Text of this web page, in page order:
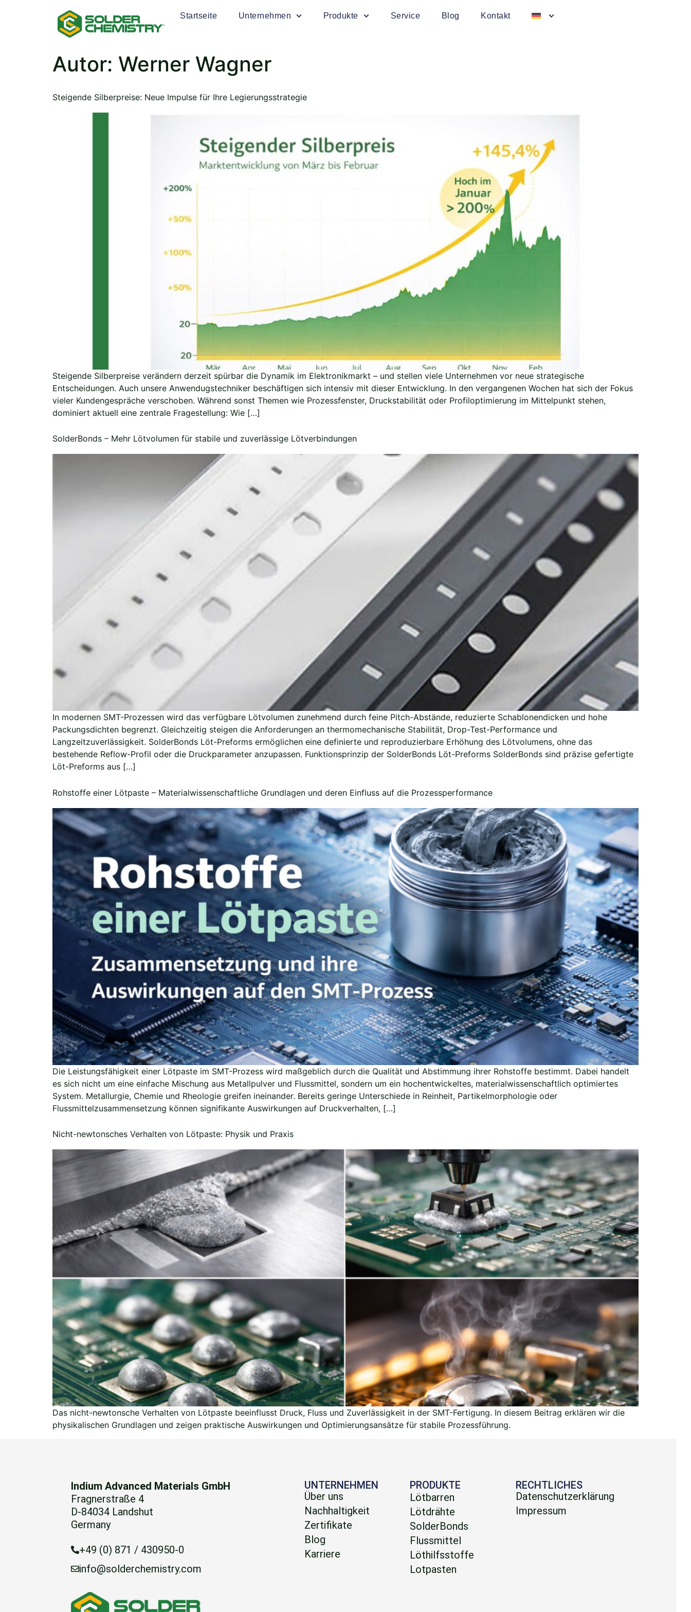
Startseite Unternehmen Produkte Service Blog Kontakt
Autor: Werner Wagner
Steigende Silberpreise: Neue Impulse für Ihre Legierungsstrategie
Steigende Silberpreise verändern derzeit spürbar die Dynamik im Elektronikmarkt – und stellen viele Unternehmen vor neue strategische
Entscheidungen. Auch unsere Anwendugstechniker beschäftigen sich intensiv mit dieser Entwicklung. In den vergangenen Wochen hat sich der Fokus
vieler Kundengespräche verschoben. Während sonst Themen wie Prozessfenster, Druckstabilität oder Profiloptimierung im Mittelpunkt stehen,
dominiert aktuell eine zentrale Fragestellung: Wie […]
SolderBonds – Mehr Lötvolumen für stabile und zuverlässige Lötverbindungen
In modernen SMT-Prozessen wird das verfügbare Lötvolumen zunehmend durch feine Pitch-Abstände, reduzierte Schablonendicken und hohe
Packungsdichten begrenzt. Gleichzeitig steigen die Anforderungen an thermomechanische Stabilität, Drop-Test-Performance und
Langzeitzuverlässigkeit. SolderBonds Löt-Preforms ermöglichen eine definierte und reproduzierbare Erhöhung des Lötvolumens, ohne das
bestehende Reflow-Profil oder die Druckparameter anzupassen. Funktionsprinzip der SolderBonds Löt-Preforms SolderBonds sind präzise gefertigte
Löt-Preforms aus […]
Rohstoffe einer Lötpaste – Materialwissenschaftliche Grundlagen und deren Einfluss auf die Prozessperformance
Die Leistungsfähigkeit einer Lötpaste im SMT-Prozess wird maßgeblich durch die Qualität und Abstimmung ihrer Rohstoffe bestimmt. Dabei handelt
es sich nicht um eine einfache Mischung aus Metallpulver und Flussmittel, sondern um ein hochentwickeltes, materialwissenschaftlich optimiertes
System. Metallurgie, Chemie und Rheologie greifen ineinander. Bereits geringe Unterschiede in Reinheit, Partikelmorphologie oder
Flussmittelzusammensetzung können signifikante Auswirkungen auf Druckverhalten, […]
Nicht-newtonsches Verhalten von Lötpaste: Physik und Praxis
Das nicht-newtonsche Verhalten von Lötpaste beeinflusst Druck, Fluss und Zuverlässigkeit in der SMT-Fertigung. In diesem Beitrag erklären wir die
physikalischen Grundlagen und zeigen praktische Auswirkungen und Optimierungsansätze für stabile Prozessführung.
Indium Advanced Materials GmbH
Fragnerstraße 4
D-84034 Landshut
Germany
+49 (0) 871 / 430950-0
info@solderchemistry.com
UNTERNEHMEN
Über uns
Nachhaltigkeit
Zertifikate
Blog
Karriere
PRODUKTE
Lötbarren
Lötdrähte
SolderBonds
Flussmittel
Löthilfsstoffe
Lotpasten
RECHTLICHES
Datenschutzerklärung
Impressum